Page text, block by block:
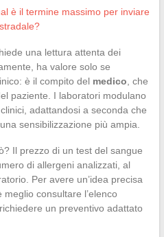
è il termine massimo per inviare
una lettura attenta dei
ha valore solo se
è il compito del medico , che
paziente. I laboratori modulano
adattandosi a seconda che
sensibilizzazione più ampia.
Il prezzo di un test del sangue
di allergeni analizzati, al
Per avere un’idea precisa
consultare l’elenco
un preventivo adattato